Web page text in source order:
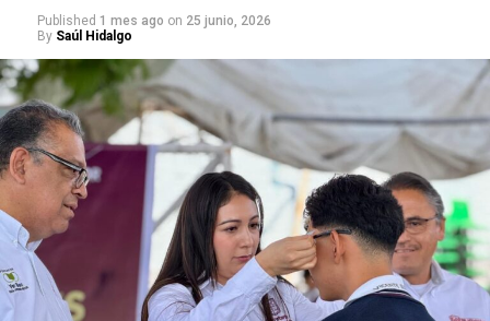
Published 1 mes ago on 25 junio, 2026
By Saúl Hidalgo